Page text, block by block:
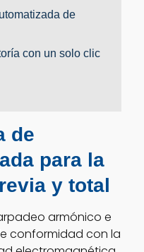
de
con un solo clic
de
para la
y total